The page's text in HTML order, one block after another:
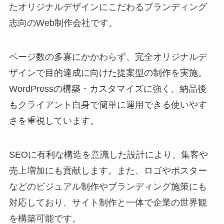
たオリジナルデザインにこだわるブランディング
志向のWeb制作会社です。
ページ数の多寡にかかわらず、完全オリジナルデ
ザインで目的達成に向けた提案型の制作を実施。
WordPressの構築・カスタマイズに強く、納品後
もクライアント自身で簡単に運用できる使いやす
さを重視しています。
SEOに有利な構造を意識した設計により、集客や
売上増加にも貢献します。また、ロゴやポスター
などのビジュアル制作やブランディング施策にも
対応しており、サイト制作と一体で企業の世界観
を構築可能です。